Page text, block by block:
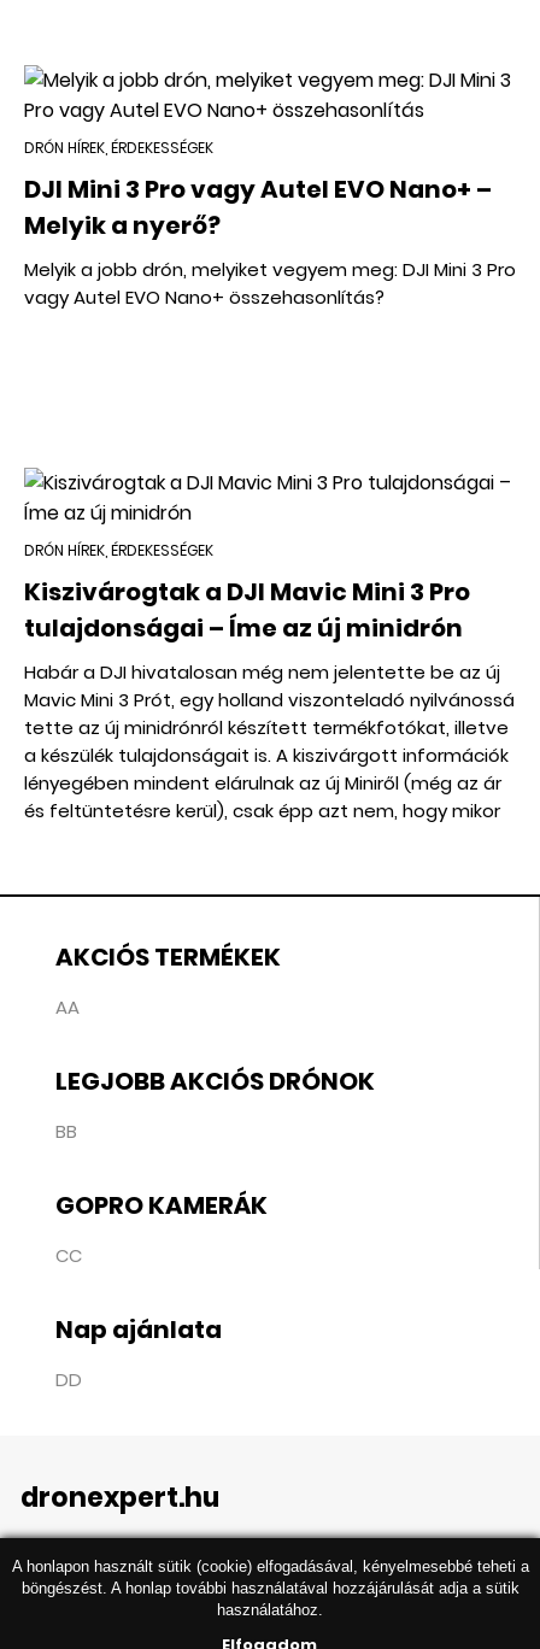
DRÓN HÍREK, ÉRDEKESSÉGEK
DJI Mini 3 Pro vagy Autel EVO Nano+ –
Melyik a nyerő?
Melyik a jobb drón, melyiket vegyem meg: DJI Mini 3 Pro
vagy Autel EVO Nano+ összehasonlítás?
DRÓN HÍREK, ÉRDEKESSÉGEK
Kiszivárogtak a DJI Mavic Mini 3 Pro
tulajdonságai – Íme az új minidrón
Habár a DJI hivatalosan még nem jelentette be az új
Mavic Mini 3 Prót, egy holland viszonteladó nyilvánossá
tette az új minidrónról készített termékfotókat, illetve
a készülék tulajdonságait is. A kiszivárgott információk
lényegében mindent elárulnak az új Miniről (még az ár
és feltüntetésre kerül), csak épp azt nem, hogy mikor
AKCIÓS TERMÉKEK
AA
LEGJOBB AKCIÓS DRÓNOK
BB
GOPRO KAMERÁK
CC
Nap ajánlata
DD
dronexpert.hu
A honlapon használt sütik (cookie) elfogadásával, kényelmesebbé teheti a
böngészést. A honlap további használatával hozzájárulását adja a sütik
használatához.